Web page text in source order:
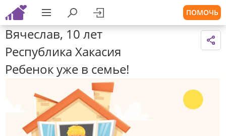
ПОМОЧЬ
Вячеслав, 10 лет
Республика Хакасия
Ребенок уже в семье!